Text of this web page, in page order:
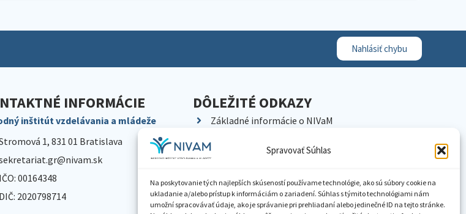
Spravovať Súhlas
Na poskytovanie tých najlepších skúseností používame technológie, ako sú súbory cookie na
ukladanie a/alebo prístup k informáciám o zariadení. Súhlas s týmito technológiami nám
umožní spracovávať údaje, ako je správanie pri prehliadaní alebo jedinečné ID na tejto stránke.
Nahlásiť chybu
INFORMÁCIE
inštitút vzdelávania a mládeže
1, 831 01 Bratislava
IČO: 00164348
DIČ: 2020798714
DÔLEŽITÉ ODKAZY
Základné informácie o NIVaM
Kariéra
Pracoviská NIVaM